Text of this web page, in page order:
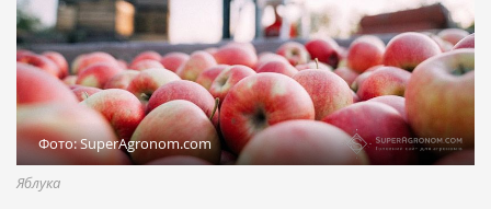
Фото: SuperAgronom.com
Яблука